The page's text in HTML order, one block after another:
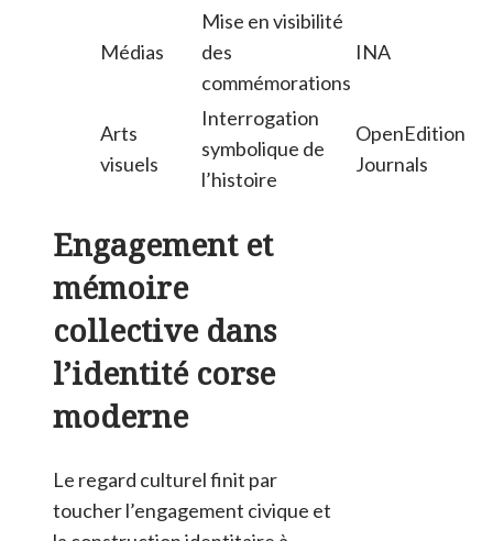
Médias
Mise en visibilité
des
commémorations
INA
Arts
visuels
Interrogation
symbolique de
l’histoire
OpenEdition
Journals
Engagement et
mémoire
collective dans
l’identité corse
moderne
Le regard culturel finit par
toucher l’engagement civique et